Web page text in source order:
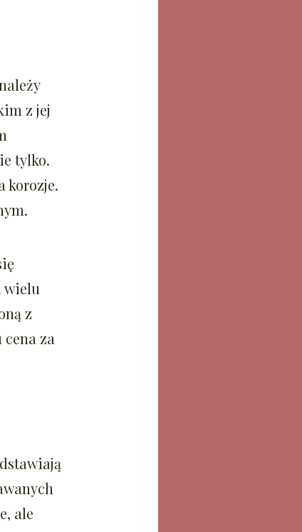
z jej
tylko.
korozje.
wielu
z
za
ale